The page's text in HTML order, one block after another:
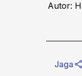
Autor:
Jaga